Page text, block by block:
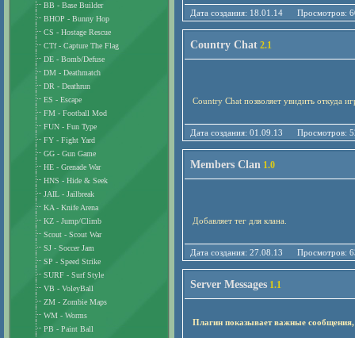
Дата создания: 18.01.14
Country Chat 2.1
Country Chat позволяет увидить откуда
Дата создания: 01.09.13
Members Clan 1.0
Добавляет тег для клана.
Дата создания: 27.08.13
Server Messages 1.1
Плагин показывает важные
BB - Base Builder
BHOP - Bunny Hop
CS - Hostage Rescue
CTf - Capture The Flag
DE - Bomb/Defuse
DM - Deathmatch
DR - Deathrun
ES - Escape
FM - Football Mod
FUN - Fun Type
FY - Fight Yard
GG - Gun Game
HE - Grenade War
HNS - Hide & Seek
JAIL - Jailbreak
KA - Knife Arena
KZ - Jump/Climb
Scout - Scout War
SJ - Soccer Jam
SP - Speed Strike
SURF - Surf Style
VB - VoleyBall
ZM - Zombie Maps
WM - Worms
PB - Paint Ball